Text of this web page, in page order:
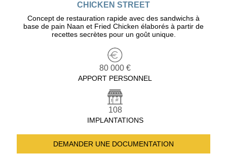
CHICKEN STREET
Concept de restauration rapide avec des sandwichs à
base de pain Naan et Fried Chicken élaborés à partir de
recettes secrètes pour un goût unique.
80 000 €
APPORT PERSONNEL
108
IMPLANTATIONS
DEMANDER UNE DOCUMENTATION